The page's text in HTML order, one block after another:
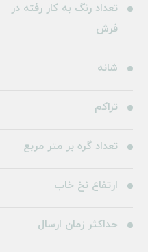
تعداد رنگ به کار رفته در
فرش
شانه
تراکم
تعداد گره بر متر مربع
ارتفاع نخ خاب
حداکثر زمان ارسال